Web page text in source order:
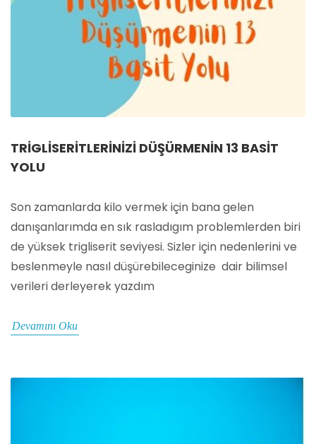
TRIGLISERITLERINIZI DÜŞÜRMENIN 13 BASIT
YOLU
Son zamanlarda kilo vermek için bana gelen
danışanlarımda en sık rasladıgım problemlerden biri
de yüksek trigliserit seviyesi. Sizler için nedenlerini ve
beslenmeyle nasıl düşürebileceginize dair bilimsel
verileri derleyerek yazdım
Devamını Oku